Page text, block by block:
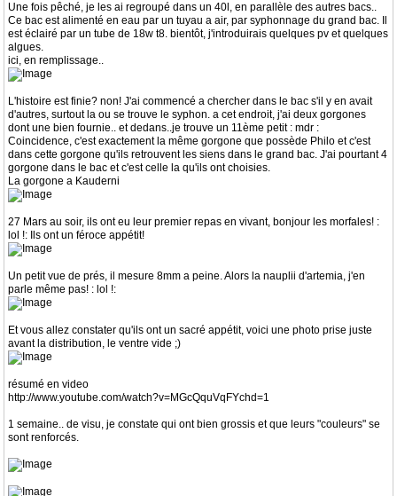
Une fois pêché, je les ai regroupé dans un 40l, en parallèle des autres bacs..
Ce bac est alimenté en eau par un tuyau a air, par syphonnage du grand bac. Il
est éclairé par un tube de 18w t8. bientôt, j'introduirais quelques pv et quelques
algues.
ici, en remplissage..
L'histoire est finie? non! J'ai commencé a chercher dans le bac s'il y en avait
d'autres, surtout la ou se trouve le syphon. a cet endroit, j'ai deux gorgones
dont une bien fournie.. et dedans..je trouve un 11ème petit : mdr :
Coincidence, c'est exactement la même gorgone que possède Philo et c'est
dans cette gorgone qu'ils retrouvent les siens dans le grand bac. J'ai pourtant 4
gorgone dans le bac et c'est celle la qu'ils ont choisies.
La gorgone a Kauderni
27 Mars au soir, ils ont eu leur premier repas en vivant, bonjour les morfales! :
lol !: Ils ont un féroce appétit!
Un petit vue de prés, il mesure 8mm a peine. Alors la nauplii d'artemia, j'en
parle même pas! : lol !:
Et vous allez constater qu'ils ont un sacré appétit, voici une photo prise juste
avant la distribution, le ventre vide ;)
résumé en video
http://www.youtube.com/watch?v=MGcQquVqFYchd=1
1 semaine.. de visu, je constate qui ont bien grossis et que leurs "couleurs" se
sont renforcés.